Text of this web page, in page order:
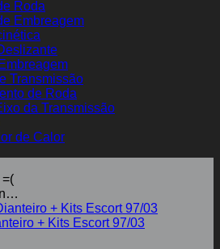
Roda
Embreagem
Transmissão
de Roda
da Transmissão
de Calor
+ Kits Escort 97/03